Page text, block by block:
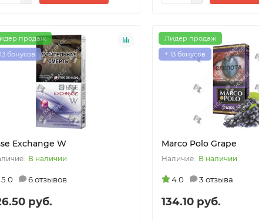
продаж
бонусов
Exchange W
В наличии
5.0 6 отзывов
руб.
Лидер продаж
+ 13 бонусов
Marco Polo Grape
В наличии
4.0 3 отзыва
134.10 руб.